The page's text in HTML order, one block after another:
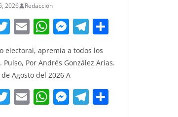
2026 Redacción
T
w
itt
er
E
m
ai
l
W
at
s
A
p
M
ss
e
n
g
T
el
e
a
m
m
electoral, apremia a todos los
Pulso, Por Andrés González Arias.
de Agosto del 2026 A
T E W M T